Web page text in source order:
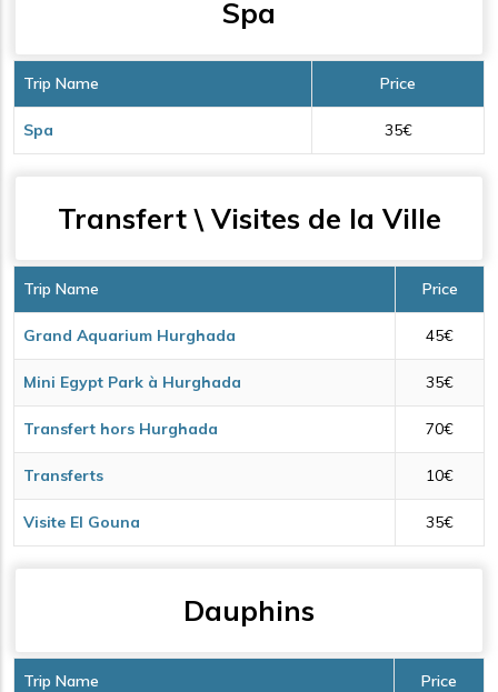
Spa
Trip Name Price
Spa 35€
Transfert \ Visites de la Ville
Trip Name Price
Grand Aquarium Hurghada 45€
Mini Egypt Park à Hurghada 35€
Transfert hors Hurghada 70€
Transferts 10€
Visite El Gouna 35€
Dauphins
Trip Name Price